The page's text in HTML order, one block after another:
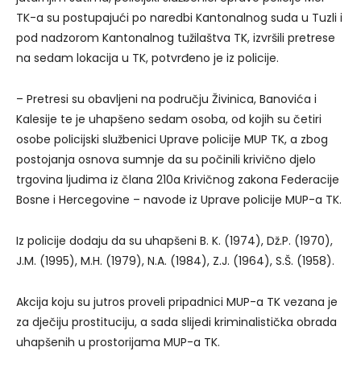
TK-a su postupajući po naredbi Kantonalnog suda u Tuzli i
pod nadzorom Kantonalnog tužilaštva TK, izvršili pretrese
na sedam lokacija u TK, potvrđeno je iz policije.
– Pretresi su obavljeni na području Živinica, Banovića i
Kalesije te je uhapšeno sedam osoba, od kojih su četiri
osobe policijski službenici Uprave policije MUP TK, a zbog
postojanja osnova sumnje da su počinili krivično djelo
trgovina ljudima iz člana 210a Krivičnog zakona Federacije
Bosne i Hercegovine – navode iz Uprave policije MUP-a TK.
Iz policije dodaju da su uhapšeni B. K. (1974), Dž.P. (1970),
J.M. (1995), M.H. (1979), N.A. (1984), Z.J. (1964), S.Š. (1958).
Akcija koju su jutros proveli pripadnici MUP-a TK vezana je
za dječiju prostituciju, a sada slijedi kriminalistička obrada
uhapšenih u prostorijama MUP-a TK.